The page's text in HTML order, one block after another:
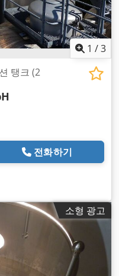
1 /3
탱크 (2
전화하기
소형 광고